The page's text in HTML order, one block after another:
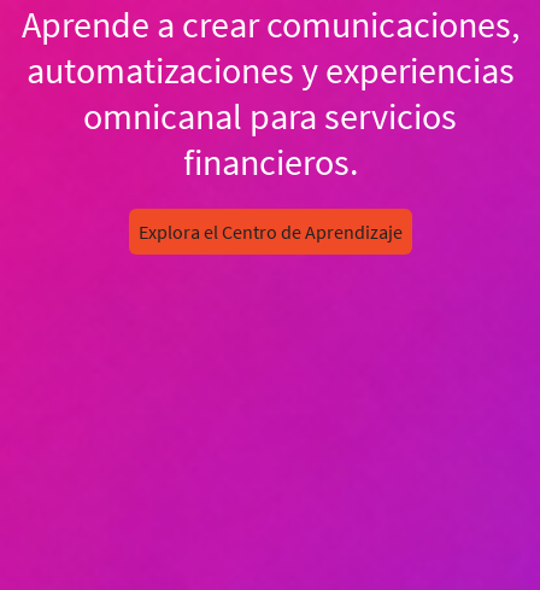
Aprende a crear comunicaciones,
automatizaciones y experiencias
omnicanal para servicios
financieros.
Explora el Centro de Aprendizaje